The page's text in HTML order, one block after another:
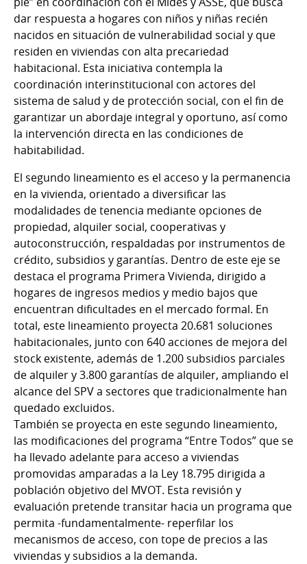
dar respuesta a hogares con niños y niñas recién
nacidos en situación de vulnerabilidad social y que
residen en viviendas con alta precariedad
habitacional. Esta iniciativa contempla la
coordinación interinstitucional con actores del
sistema de salud y de protección social, con el fin de
garantizar un abordaje integral y oportuno, así como
la intervención directa en las condiciones de
habitabilidad.
El segundo lineamiento es el acceso y la permanencia
en la vivienda, orientado a diversificar las
modalidades de tenencia mediante opciones de
propiedad, alquiler social, cooperativas y
autoconstrucción, respaldadas por instrumentos de
crédito, subsidios y garantías. Dentro de este eje se
destaca el programa Primera Vivienda, dirigido a
hogares de ingresos medios y medio bajos que
encuentran dificultades en el mercado formal. En
total, este lineamiento proyecta 20.681 soluciones
habitacionales, junto con 640 acciones de mejora del
stock existente, además de 1.200 subsidios parciales
de alquiler y 3.800 garantías de alquiler, ampliando el
alcance del SPV a sectores que tradicionalmente han
quedado excluidos.
También se proyecta en este segundo lineamiento,
las modificaciones del programa “Entre Todos” que se
ha llevado adelante para acceso a viviendas
promovidas amparadas a la Ley 18.795 dirigida a
población objetivo del MVOT. Esta revisión y
evaluación pretende transitar hacia un programa que
permita -fundamentalmente- reperfilar los
mecanismos de acceso, con tope de precios a las
viviendas y subsidios a la demanda.